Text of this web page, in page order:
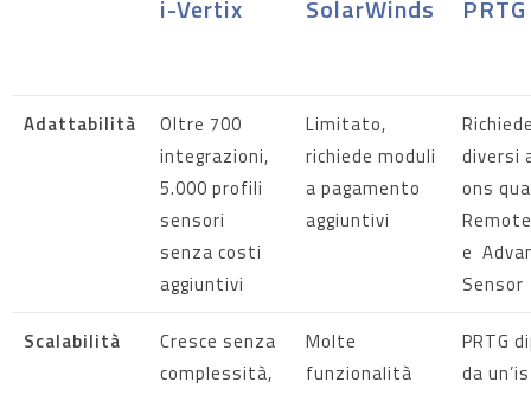
i-Vertix SolarWinds PRTG
Adattabilità
Oltre 700
integrazioni,
5.000 profili
sensori
senza costi
aggiuntivi
Limitato,
richiede moduli
a pagamento
aggiuntivi
diversi
ons
e
Sensor
Scalabilità
Cresce senza
complessità,
Molte
funzionalità
PRTG
da